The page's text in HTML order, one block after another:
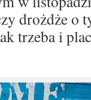
drożdże o
trzeba i